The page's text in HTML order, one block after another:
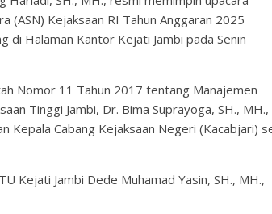
(ASN) Kejaksaan RI Tahun Anggaran 2025
di Halaman Kantor Kejati Jambi pada Senin
Nomor 11 Tahun 2017 tentang Manajemen
Tinggi Jambi, Dr. Bima Suprayoga, SH., MH.,
Kepala Cabang Kejaksaan Negeri (Kacabjari)
Kejati Jambi Dede Muhamad Yasin, SH., MH.,